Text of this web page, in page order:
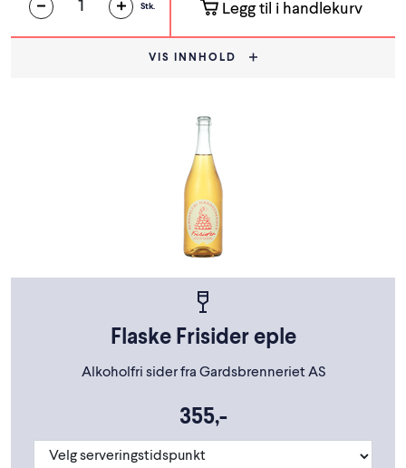
Stk. Legg til i handlekurv
VIS INNHOLD
Flaske Frisider eple
Alkoholfri sider fra Gardsbrenneriet AS
355,-